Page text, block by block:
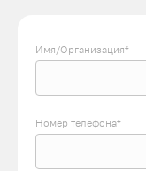
Имя/Организация*
Номер телефона*